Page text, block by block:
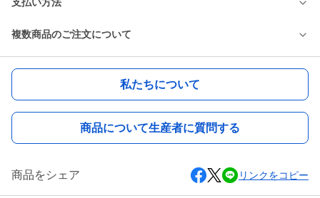
複数商品のご注文について
私たちについて
商品について生産者に質問する
商品をシェア リンクをコピー